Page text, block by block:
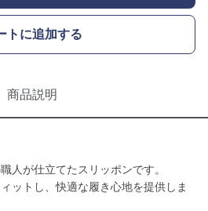
トに追加する
商品説明
人が仕立てたスリッポンです。
ットし、快適な履き心地を提供しま